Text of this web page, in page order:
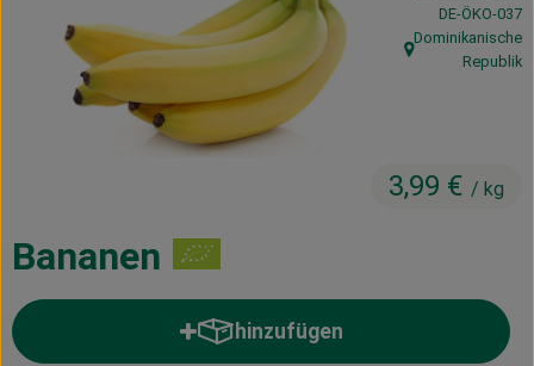
Kühltheke
Vorratskammer
Über uns
Bananen
3,99 € / kg
,DE-ÖKO-037
, Herkunft:
Dominikanische
Republik
hinzufügen
Produkt zum Warenkorb